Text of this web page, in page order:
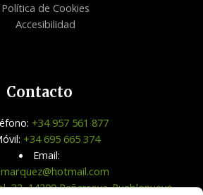
Política de Cookies
Accesibilidad
Contacto
+34 957 561 877
+34 695 665 374
Email:
32, 14200 Peñarroya-Pueblonuevo,